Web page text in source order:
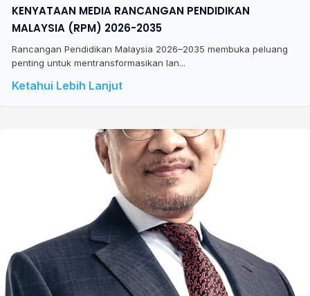
KENYATAAN MEDIA RANCANGAN PENDIDIKAN
MALAYSIA (RPM) 2026-2035
Rancangan Pendidikan Malaysia 2026–2035 membuka peluang
penting untuk mentransformasikan lan...
Ketahui Lebih Lanjut